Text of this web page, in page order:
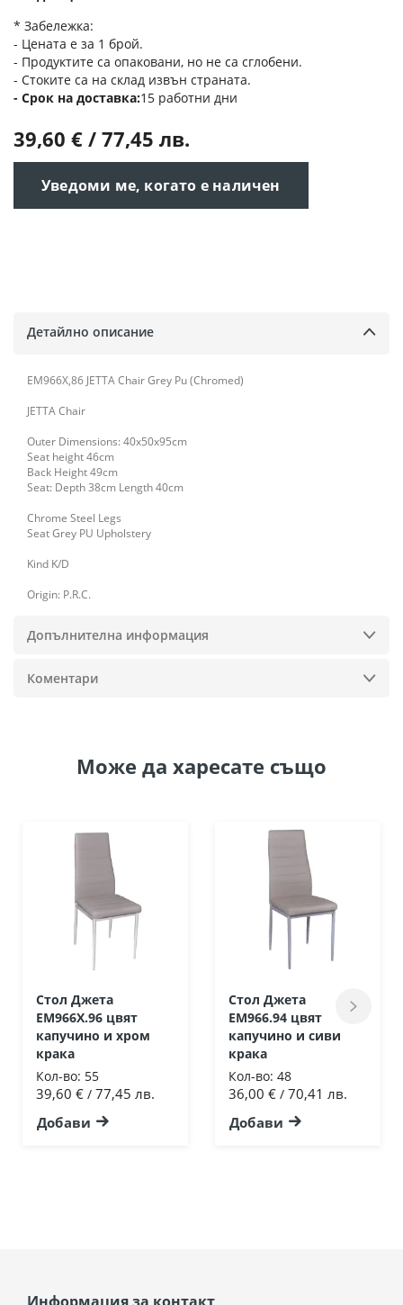
* Забележка:
- Цената е за 1 брой.
- Продуктите са опаковани, но не са сглобени.
- Стоките са на склад извън страната.
Срок на доставка 15 работни дни
39,60 € / 77,45 лв.
Уведоми ме, когато е наличен
Детайлно описание
ΕΜ966Χ,86 JETTA Chair Grey Pu (Chromed)
JETTA Chair
Outer Dimensions: 40x50x95cm
Seat height 46cm
Back Height 49cm
Seat: Depth 38cm Length 40cm
Chrome Steel Legs
Seat Grey PU Upholstery
Kind K/D
Origin: P.R.C.
Допълнителна информация
Коментари
Може да харесате също
Стол Джета
ΕΜ966Χ.96 цвят
капучино и хром
крака
Кол-во: 55
39,60 € / 77,45 лв.
Добави
Стол Джета
ΕΜ966.94 цвят
капучино и сиви
крака
Кол-во: 48
36,00 € / 70,41 лв.
Добави